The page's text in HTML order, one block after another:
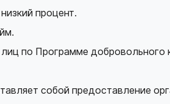
процент.
по Программе добровольного
собой предоставление